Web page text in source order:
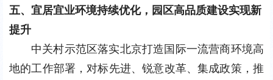
五、宜居宜业环境持续优化，园区高品质建设实现新
提升
中关村示范区落实北京打造国际一流营商环境高
地的工作部署，对标先进、锐意改革、集成政策，推